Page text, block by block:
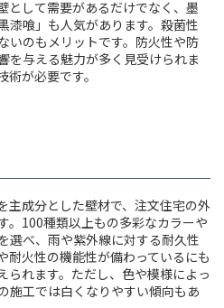
として需要があるだけでなく、墨
漆喰」も人気があります。殺菌性
いのもメリットです。防火性や防
を与える魅力が多く見受けられま
が必要です。
主成分とした壁材で、注文住宅の外
。100種類以上もの多彩なカラーや
選べ、雨や紫外線に対する耐久性
耐火性の機能性が備わっているにも
られます。ただし、色や模様によっ
施工では白くなりやすい傾向もあ